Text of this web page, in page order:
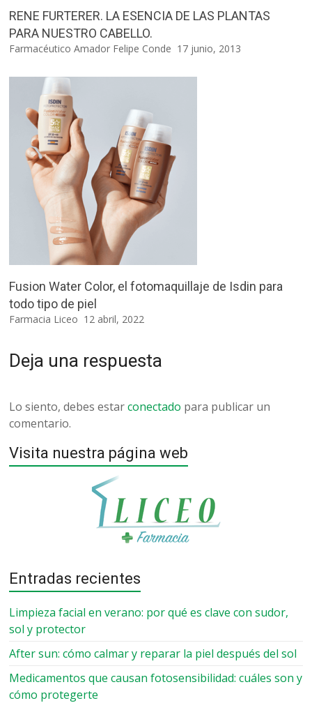
RENE FURTERER. LA ESENCIA DE LAS PLANTAS
PARA NUESTRO CABELLO.
Farmacéutico Amador Felipe Conde 17 junio, 2013
Fusion Water Color, el fotomaquillaje de Isdin para
todo tipo de piel
Farmacia Liceo 12 abril, 2022
Deja una respuesta
Lo siento, debes estarconectado para publicar un
comentario.
Visita nuestra página web
Entradas recientes
Limpieza facial en verano: por qué es clave con sudor,
sol y protector
After sun: cómo calmar y reparar la piel después del sol
Medicamentos que causan fotosensibilidad: cuáles son y
cómo protegerte